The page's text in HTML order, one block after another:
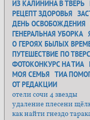
ИЗ КАЛИНИНА В ТВЕРЬ
РЕЦЕПТ ЗДОРОВЬЯ
ДЕНЬ ОСВОБОЖДЕНИЯ
ГЕНЕРАЛЬНАЯ УБОРКА
О ГЕРОЯХ БЫЛЫХ
ПУТЕШЕСТВИЕ ПО
ФОТОКОНКУРС НА ТИА
МОЯ СЕМЬЯ ТИА
ОТ РЕДАКЦИИ
отели сочи 4 звезды
удаление плесени
как найти гнездо